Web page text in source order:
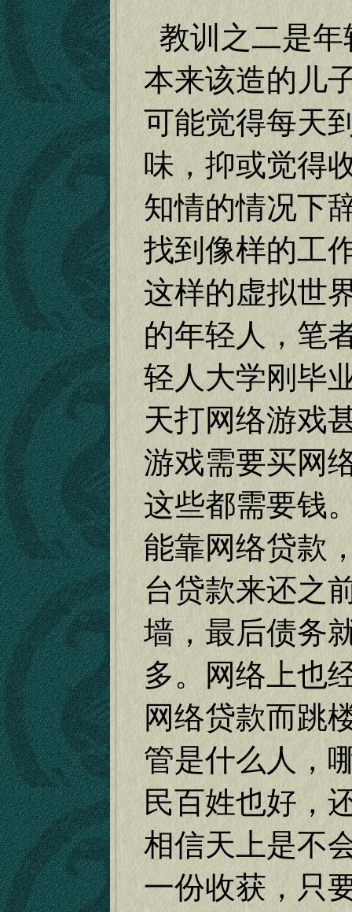
教训之二是年
本来该造的儿
可能觉得每天
味，抑或觉得
知情的情况下
找到像样的工
这样的虚拟世
的年轻人，笔
轻人大学刚毕
天打网络游戏
游戏需要买网
这些都需要钱
能靠网络贷款
台贷款来还之
墙，最后债务
多。网络上也
网络贷款而跳
管是什么人，
民百姓也好，
相信天上是不
一份收获，只